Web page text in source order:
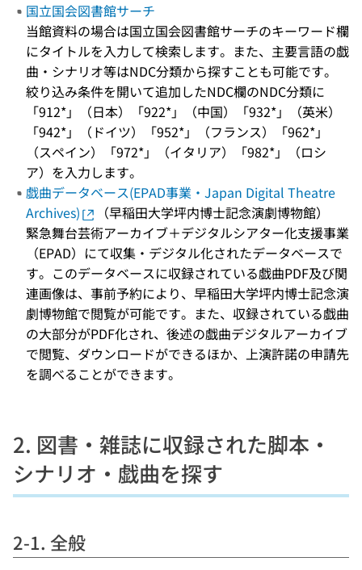
国立国会図書館サーチ
当館資料の場合は国立国会図書館サーチのキーワード欄
にタイトルを入力して検索します。また、主要言語の戯
曲・シナリオ等はNDC分類から探すことも可能です。
絞り込み条件を開いて追加したNDC欄のNDC分類に
「912*」（日本）「922*」（中国）「932*」（英米）
「942*」（ドイツ）「952*」（フランス）「962*」
（スペイン）「972*」（イタリア）「982*」（ロシ
ア）を入力します。
戯曲データベース(EPAD事業・Japan Digital Theatre
Archives)
（早稲田大学坪内博士記念演劇博物館）
緊急舞台芸術アーカイブ＋デジタルシアター化支援事業
（EPAD）にて収集・デジタル化されたデータベースで
す。このデータベースに収録されている戯曲PDF及び関
連画像は、事前予約により、早稲田大学坪内博士記念演
劇博物館で閲覧が可能です。また、収録されている戯曲
の大部分がPDF化され、後述の戯曲デジタルアーカイブ
で閲覧、ダウンロードができるほか、上演許諾の申請先
を調べることができます。
2. 図書・雑誌に収録された脚本・
シナリオ・戯曲を探す
2-1. 全般